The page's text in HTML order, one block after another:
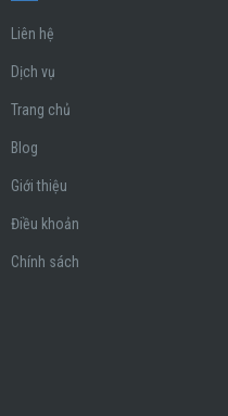
Liên hệ
Dịch vụ
Trang chủ
Blog
Giới thiệu
Điều khoản
Chính sách